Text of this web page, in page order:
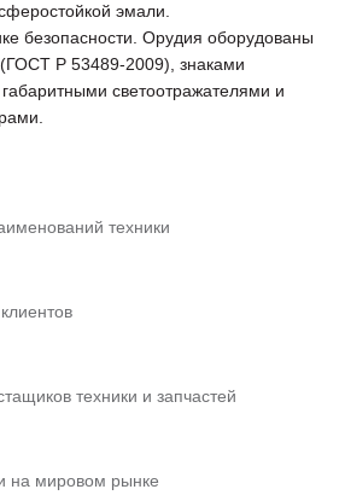
эмали.
безопасности. Орудия оборудованы
Р 53489-2009), знаками
светоотражателями и
техники
техники и запчастей
на мировом рынке